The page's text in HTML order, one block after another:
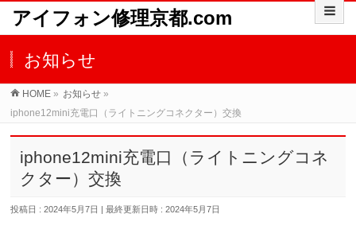
アイフォン修理京都.com
お知らせ
HOME » お知らせ »
iphone12mini充電口（ライトニングコネクター）交換
iphone12mini充電口（ライトニングコネ
クター）交換
投稿日 : 2024年5月7日 最終更新日時 : 2024年5月7日